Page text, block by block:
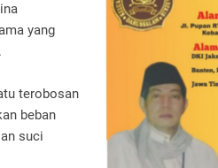
yang
terobosan
beban
suci